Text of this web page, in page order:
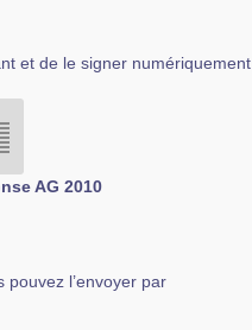
et de le signer numériquement
AG 2010
l’envoyer par